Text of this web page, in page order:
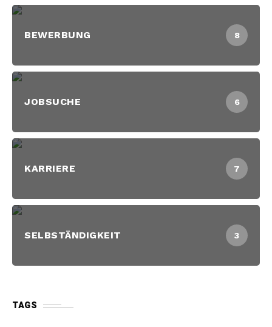
BEWERBUNG 8
JOBSUCHE 6
KARRIERE 7
SELBSTÄNDIGKEIT 3
TAGS